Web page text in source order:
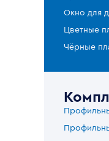
Окно для
Цветные
Чёрные